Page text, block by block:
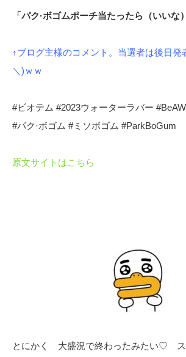
「パク·ボゴムポーチ当たったら（いいな
↑ブログ主様のコメント。当選者は後日
＼)ｗｗ
​#ビオテム #2023ウォーターラバー
#パク·ボゴム #ミソボゴム #ParkBoGum
原文サイトはこちら
とにかく 大盛況で終わったみたい♡